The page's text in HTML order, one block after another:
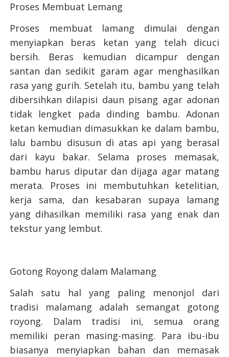
Proses Membuat Lemang
Proses membuat lamang dimulai dengan
menyiapkan beras ketan yang telah dicuci
bersih. Beras kemudian dicampur dengan
santan dan sedikit garam agar menghasilkan
rasa yang gurih. Setelah itu, bambu yang telah
dibersihkan dilapisi daun pisang agar adonan
tidak lengket pada dinding bambu. Adonan
ketan kemudian dimasukkan ke dalam bambu,
lalu bambu disusun di atas api yang berasal
dari kayu bakar. Selama proses memasak,
bambu harus diputar dan dijaga agar matang
merata. Proses ini membutuhkan ketelitian,
kerja sama, dan kesabaran supaya lamang
yang dihasilkan memiliki rasa yang enak dan
tekstur yang lembut.
Gotong Royong dalam Malamang
Salah satu hal yang paling menonjol dari
tradisi malamang adalah semangat gotong
royong. Dalam tradisi ini, semua orang
memiliki peran masing-masing. Para ibu-ibu
biasanya menyiapkan bahan dan memasak